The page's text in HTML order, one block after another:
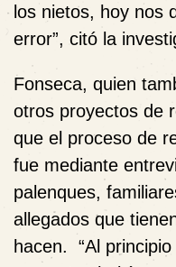
los nietos, hoy nos
error”, citó la
Fonseca, quien
otros proyectos de
que el proceso de
fue mediante
palenques,
allegados que
hacen. “Al